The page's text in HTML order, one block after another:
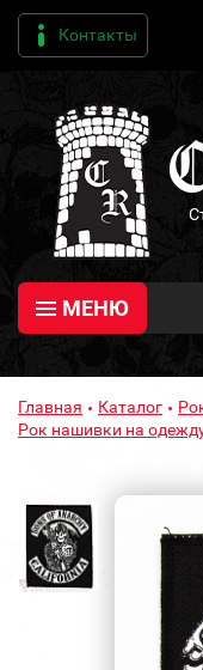
Контакты
МЕНЮ
Главная Каталог
Рок нашивки на